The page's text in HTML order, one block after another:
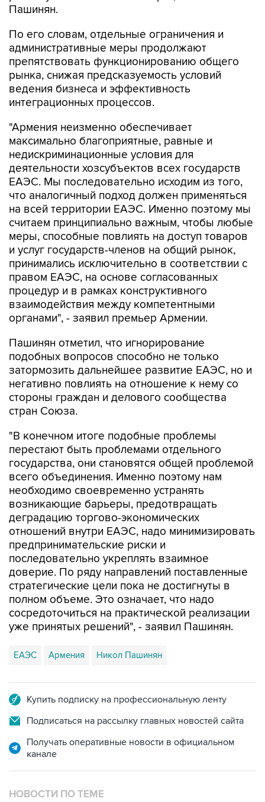
Пашинян.
По его словам, отдельные ограничения и
административные меры продолжают
препятствовать функционированию общего
рынка, снижая предсказуемость условий
ведения бизнеса и эффективность
интеграционных процессов.
"Армения неизменно обеспечивает
максимально благоприятные, равные и
недискриминационные условия для
деятельности хозсубъектов всех государств
ЕАЭС. Мы последовательно исходим из того,
что аналогичный подход должен применяться
на всей территории ЕАЭС. Именно поэтому мы
считаем принципиально важным, чтобы любые
меры, способные повлиять на доступ товаров
и услуг государств-членов на общий рынок,
принимались исключительно в соответствии с
правом ЕАЭС, на основе согласованных
процедур и в рамках конструктивного
взаимодействия между компетентными
органами", - заявил премьер Армении.
Пашинян отметил, что игнорирование
подобных вопросов способно не только
затормозить дальнейшее развитие ЕАЭС, но и
негативно повлиять на отношение к нему со
стороны граждан и делового сообщества
стран Союза.
"В конечном итоге подобные проблемы
перестают быть проблемами отдельного
государства, они становятся общей проблемой
всего объединения. Именно поэтому нам
необходимо своевременно устранять
возникающие барьеры, предотвращать
деградацию торгово-экономических
отношений внутри ЕАЭС, надо минимизировать
предпринимательские риски и
последовательно укреплять взаимное
доверие. По ряду направлений поставленные
стратегические цели пока не достигнуты в
полном объеме. Это означает, что надо
сосредоточиться на практической реализации
уже принятых решений", - заявил Пашинян.
ЕАЭС Армения Никол Пашинян
Купить подписку на профессиональную ленту
Подписаться на рассылку главных новостей сайта
Получать оперативные новости в официальном
канале
НОВОСТИ ПО ТЕМЕ